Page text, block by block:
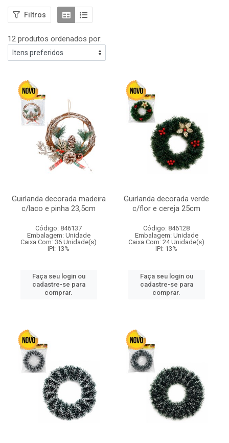
Filtros
12 produtos ordenados por:
Guirlanda decorada madeira
c/laco e pinha 23,5cm
Código: 846137
Embalagem: Unidade
Caixa Com: 36 Unidade(s)
IPI: 13%
Faça seu login ou
cadastre-se para
comprar.
Guirlanda decorada verde
c/flor e cereja 25cm
Código: 846128
Embalagem: Unidade
Caixa Com: 24 Unidade(s)
IPI: 13%
Faça seu login ou
cadastre-se para
comprar.